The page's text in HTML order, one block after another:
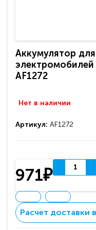
Аккумулятор
электромобилей
AF1272
Нет в наличии
Артикул: AF1272
971₽
Расчет доставки